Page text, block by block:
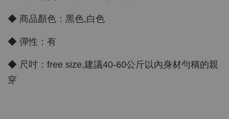
◆ 商品顏色：黑色,白色
◆ 彈性：有
◆ 尺吋：free size,建議40-60公斤以內身材勻稱的親
穿